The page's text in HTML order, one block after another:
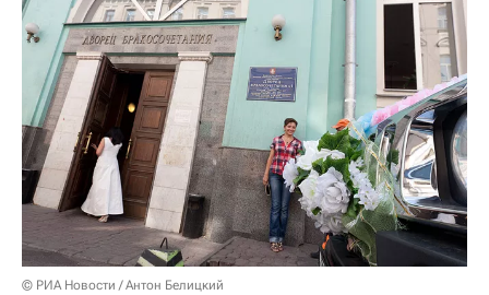
© РИА Новости / Антон Белицкий